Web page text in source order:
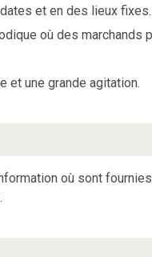
et en des lieux fixes.
où des marchands
et une grande agitation.
où sont